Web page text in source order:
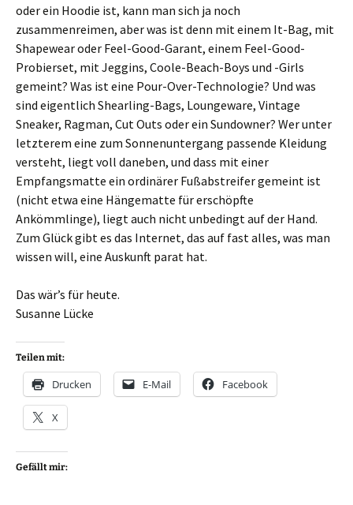
oder ein Hoodie ist, kann man sich ja noch
zusammenreimen, aber was ist denn mit einem It-Bag, mit
Shapewear oder Feel-Good-Garant, einem Feel-Good-
Probierset, mit Jeggins, Coole-Beach-Boys und -Girls
gemeint? Was ist eine Pour-Over-Technologie? Und was
sind eigentlich Shearling-Bags, Loungeware, Vintage
Sneaker, Ragman, Cut Outs oder ein Sundowner? Wer unter
letzterem eine zum Sonnenuntergang passende Kleidung
versteht, liegt voll daneben, und dass mit einer
Empfangsmatte ein ordinärer Fußabstreifer gemeint ist
(nicht etwa eine Hängematte für erschöpfte
Ankömmlinge), liegt auch nicht unbedingt auf der Hand.
Zum Glück gibt es das Internet, das auf fast alles, was man
wissen will, eine Auskunft parat hat.
Das wär’s für heute.
Susanne Lücke
Teilen mit:
Drucken E-Mail Facebook
X
Gefällt mir: